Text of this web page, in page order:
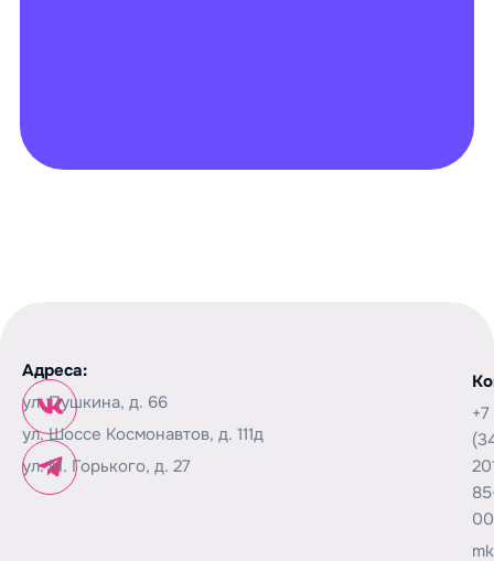
Адреса:
ул. Пушкина, д. 66
ул. Шоссе Космонавтов, д. 111д
ул. М. Горького, д. 27
+7
00